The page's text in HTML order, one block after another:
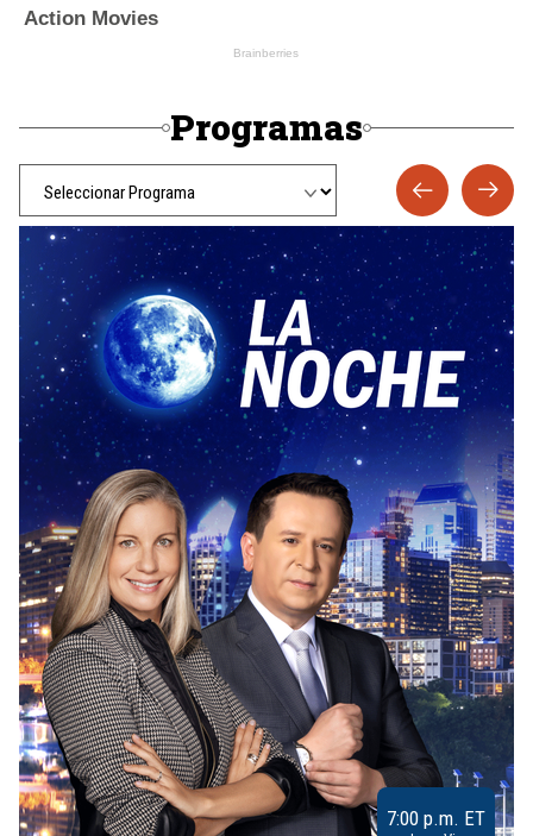
Programas
7:00 p.m. ET